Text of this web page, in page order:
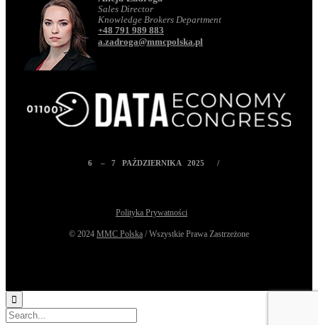
Sales Director
Knowledge Brokers Department
+48 791 989 883
a.zadroga@mmcpolska.pl
6 – 7 PAŹDZIERNIKA 2025 /
Polityka Prywatności
© 2024 MMC Polska / Wszystkie Prawa Zastrzeżone
